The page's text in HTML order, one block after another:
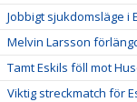
Jobbigt sjukdomsläge i
Melvin Larsson
Tamt Eskils föll mot
Viktig streckmatch för